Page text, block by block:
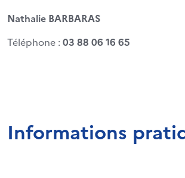
Nathalie BARBARAS
Téléphone : 03 88 06 16 65
Informations